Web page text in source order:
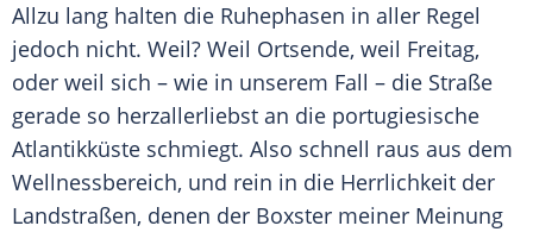
Allzu lang halten die Ruhephasen in aller Regel
jedoch nicht. Weil? Weil Ortsende, weil Freitag,
oder weil sich – wie in unserem Fall – die Straße
gerade so herzallerliebst an die portugiesische
Atlantikküste schmiegt. Also schnell raus aus dem
Wellnessbereich, und rein in die Herrlichkeit der
Landstraßen, denen der Boxster meiner Meinung